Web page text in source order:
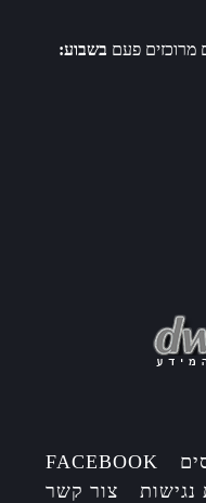
מרוכזים פעם בשבוע:
FACEBOOK
צור קשר